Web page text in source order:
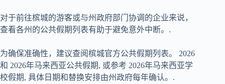
对于前往槟城的游客或与州政府部门协调的企业来说，
查看各州的公共假期列表有助于避免意外中断。.
为确保准确性，建议查阅槟城官方公共假期列表。 2026
和 2026年马来西亚公共假期, 或参考 2026年马来西亚学
校假期, 具体日期和替换安排由州政府每年确认。.